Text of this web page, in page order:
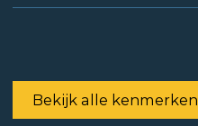
Bekijk alle kenmerken